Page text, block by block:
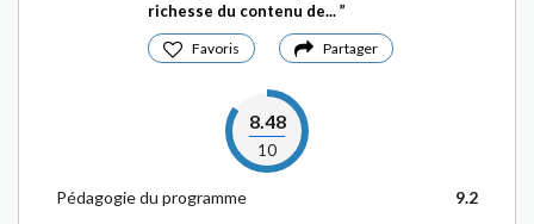
richesse du contenu de...
Favoris Partager
8.48
10
Pédagogie du programme
9.2